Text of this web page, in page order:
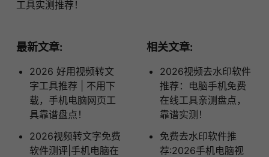
工具实测推荐！
最新文章:
2026 好用视频转文
字工具推荐 | 不用下
载，手机电脑网页工
具靠谱盘点！
2026视频转文字免费
软件测评|手机电脑在
相关文章:
2026视频去水印软件
推荐：电脑手机免费
在线工具亲测盘点，
靠谱实测！
免费去水印软件推
荐:2026手机电脑视